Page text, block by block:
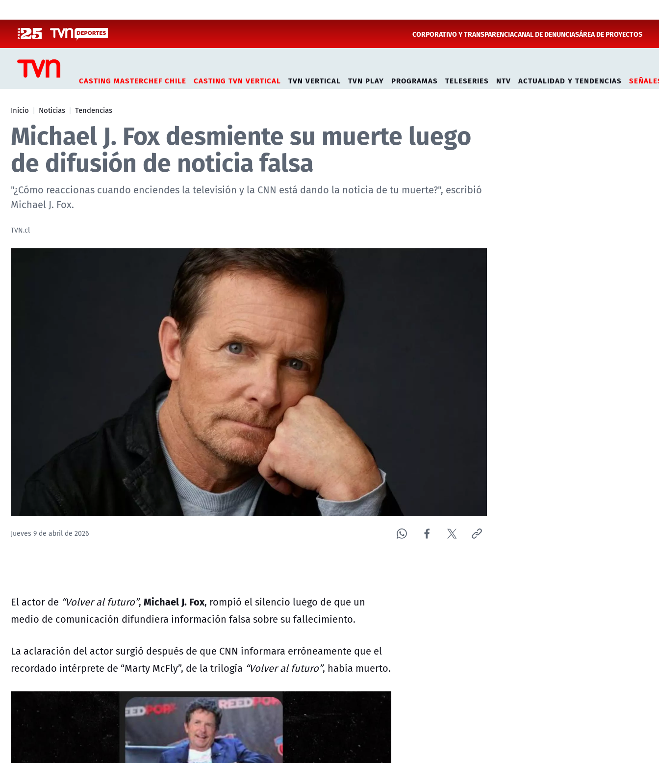
CORPORATIVO Y TRANSPARENCIACANAL DE DENUNCIASÁREA DE PROYECTOS
CASTING MASTERCHEF CHILE CASTING TVN VERTICAL TVN VERTICAL TVN PLAY PROGRAMAS TELESERIES NTV ACTUALIDAD Y TENDENCIAS
Inicio Noticias Tendencias
Michael J. Fox desmiente su muerte luego
de difusión de noticia falsa
"¿Cómo reaccionas cuando enciendes la televisión y la CNN está dando la noticia de tu muerte?", escribió
Michael J. Fox.
TVN.cl
Jueves 9 de abril de 2026
El actor de “Volver al futuro”, Michael J. Fox, rompió el silencio luego de que un
medio de comunicación difundiera información falsa sobre su fallecimiento.
La aclaración del actor surgió después de que CNN informara erróneamente que el
recordado intérprete de “Marty McFly”, de la trilogía “Volver al futuro”, había muerto.